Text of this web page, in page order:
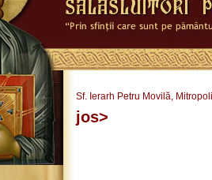
Sf. Ierarh Petru Movilă,
jos>